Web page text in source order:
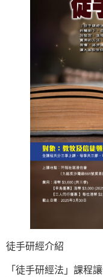
徒手研經介紹
「徒手研經法」課程